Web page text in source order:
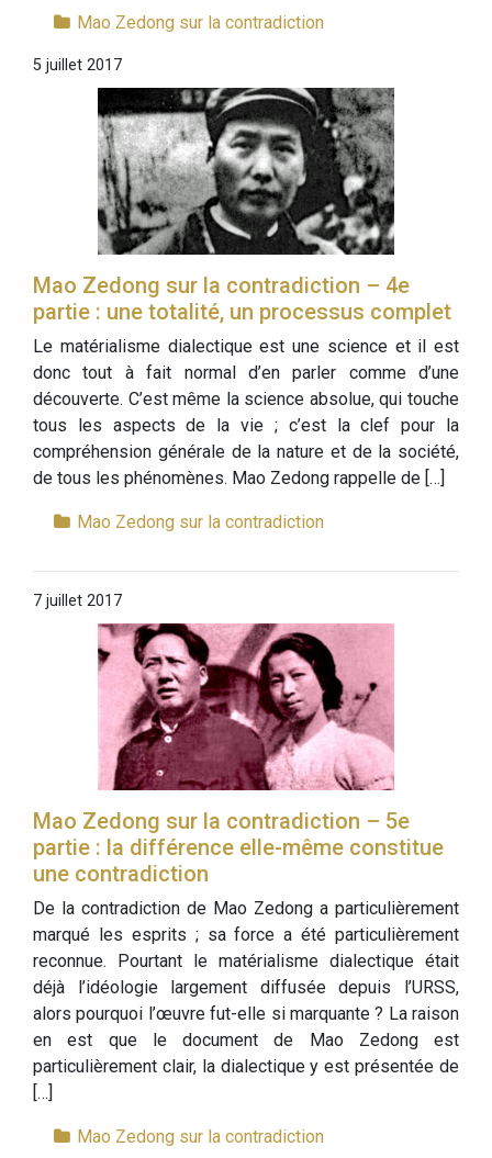
Mao Zedong sur la contradiction
5 juillet 2017
Mao Zedong sur la contradiction – 4e
partie : une totalité, un processus complet
Le matérialisme dialectique est une science et il est
donc tout à fait normal d’en parler comme d’une
découverte. C’est même la science absolue, qui touche
tous les aspects de la vie ; c’est la clef pour la
compréhension générale de la nature et de la société,
de tous les phénomènes. Mao Zedong rappelle de […]
Mao Zedong sur la contradiction
7 juillet 2017
Mao Zedong sur la contradiction – 5e
partie : la différence elle-même constitue
une contradiction
De la contradiction de Mao Zedong a particulièrement
marqué les esprits ; sa force a été particulièrement
reconnue. Pourtant le matérialisme dialectique était
déjà l’idéologie largement diffusée depuis l’URSS,
alors pourquoi l’œuvre fut-elle si marquante ? La raison
en est que le document de Mao Zedong est
particulièrement clair, la dialectique y est présentée de
[…]
Mao Zedong sur la contradiction